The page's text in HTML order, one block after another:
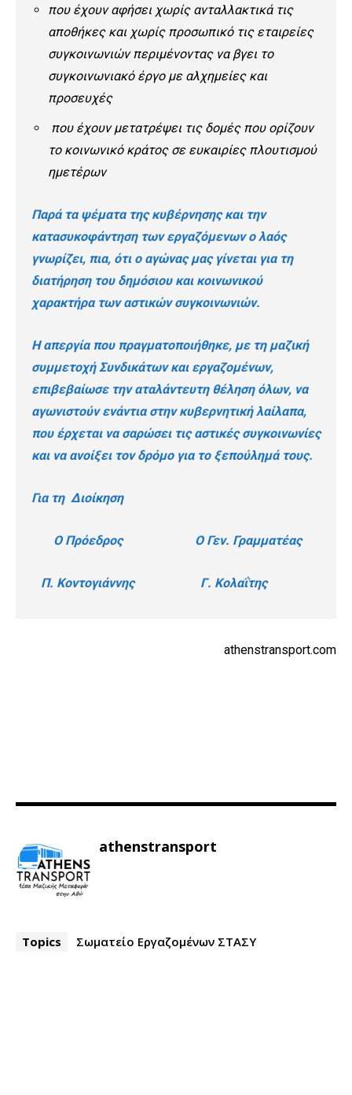
που έχουν αφήσει χωρίς ανταλλακτικά τις
αποθήκες και χωρίς προσωπικό τις εταιρείες
συγκοινωνιών περιμένοντας να βγει το
συγκοινωνιακό έργο με αλχημείες και
προσευχές
που έχουν μετατρέψει τις δομές που ορίζουν
το κοινωνικό κράτος σε ευκαιρίες πλουτισμού
ημετέρων
Παρά τα ψέματα της κυβέρνησης και την
κατασυκοφάντηση των εργαζόμενων ο λαός
γνωρίζει, πια, ότι ο αγώνας μας γίνεται για τη
διατήρηση του δημόσιου και κοινωνικού
χαρακτήρα των αστικών συγκοινωνιών.
H απεργία που πραγματοποιήθηκε, με τη μαζική
συμμετοχή Συνδικάτων και εργαζομένων,
επιβεβαίωσε την αταλάντευτη θέληση όλων, να
αγωνιστούν ενάντια στην κυβερνητική λαίλαπα,
που έρχεται να σαρώσει τις αστικές συγκοινωνίες
και να ανοίξει τον δρόμο για το ξεπούλημά τους.
Για τη Διοίκηση
Ο Πρόεδρος Ο Γεν. Γραμματέας
Π. Κοντογιάννης Γ. Κολαΐτης
athenstransport.com
athenstransport
Topics Σωματείο Εργαζομένων ΣΤΑΣΥ